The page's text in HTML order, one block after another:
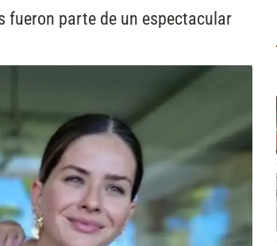
fueron parte de un espectacular